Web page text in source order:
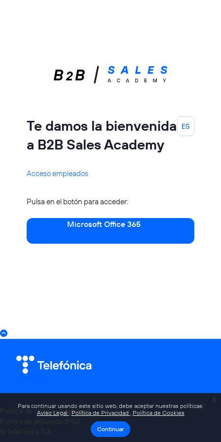
Para continuar usando este sitio web, debe aceptar nuestras políticas:
Aviso Legal Política de Privacidad Política de Cookies
Continuar
x
Entrar a B2B Sales Academy
Te damos la bienvenida
a B2B Sales Academy
ES
Acceso empleados
Pulsa en el botón para acceder:
Microsoft Office 365
Política de cookiesAviso legal
Política de privacidadFAQ
© Telefónica S.A.